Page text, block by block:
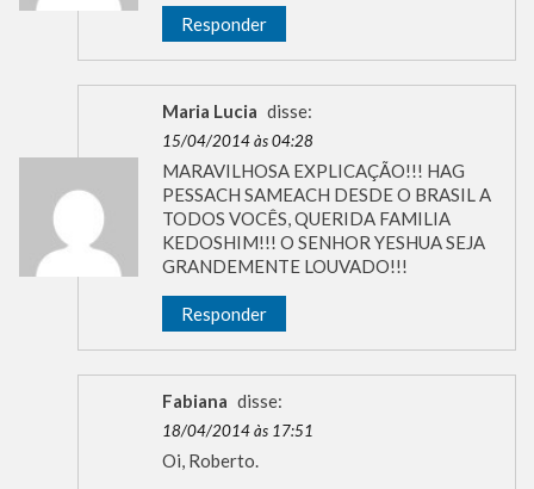
Responder
Maria Lucia disse:
15/04/2014 às 04:28
MARAVILHOSA EXPLICAÇÃO!!! HAG
PESSACH SAMEACH DESDE O BRASIL A
TODOS VOCÊS, QUERIDA FAMILIA
KEDOSHIM!!! O SENHOR YESHUA SEJA
GRANDEMENTE LOUVADO!!!
Responder
Fabiana disse:
18/04/2014 às 17:51
Oi, Roberto.